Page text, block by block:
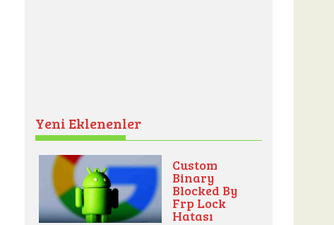
Yeni Eklenenler
Custom
Binary
Blocked By
Frp Lock
Hatası